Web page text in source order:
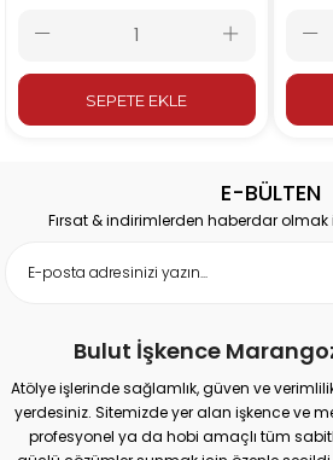
SEPETE EKLE
E-BÜLTEN
Fırsat & indirimlerden haberdar olmak
Bulut İşkence
Atölye işlerinde sağlamlık, güven ve
yerdesiniz. Sitemizde yer alan işkence ve
profesyonel ya da hobi amaçlı tüm